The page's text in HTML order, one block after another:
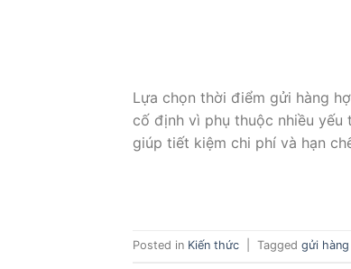
Lựa chọn thời điểm gửi hàng
cố định vì phụ thuộc nhiều
giúp tiết kiệm chi phí và hạn
Posted in Kiến thức Tagged gửi